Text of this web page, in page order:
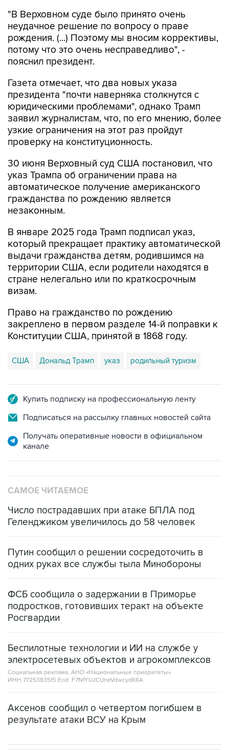
"В Верховном суде было принято очень
неудачное решение по вопросу о праве
рождения. (...) Поэтому мы вносим коррективы,
потому что это очень несправедливо", -
пояснил президент.
Газета отмечает, что два новых указа
президента "почти наверняка столкнутся с
юридическими проблемами", однако Трамп
заявил журналистам, что, по его мнению, более
узкие ограничения на этот раз пройдут
проверку на конституционность.
30 июня Верховный суд США постановил, что
указ Трампа об ограничении права на
автоматическое получение американского
гражданства по рождению является
незаконным.
В январе 2025 года Трамп подписал указ,
который прекращает практику автоматической
выдачи гражданства детям, родившимся на
территории США, если родители находятся в
стране нелегально или по краткосрочным
визам.
Право на гражданство по рождению
закреплено в первом разделе 14-й поправки к
Конституции США, принятой в 1868 году.
США Дональд Трамп указ родильный туризм
Купить подписку на профессиональную ленту
Подписаться на рассылку главных новостей сайта
Получать оперативные новости в официальном
канале
САМОЕ ЧИТАЕМОЕ
Число пострадавших при атаке БПЛА под
Геленджиком увеличилось до 58 человек
Путин сообщил о решении сосредоточить в
одних руках все службы тыла Минобороны
ФСБ сообщила о задержании в Приморье
подростков, готовивших теракт на объекте
Росгвардии
Беспилотные технологии и ИИ на службе у
электросетевых объектов и агрокомплексов
Социальная реклама, АНО «Национальные приоритеты».
ИНН 7725383515 Erid: F7NfYUJCUneVdwcydK6A
Аксенов сообщил о четвертом погибшем в
результате атаки ВСУ на Крым